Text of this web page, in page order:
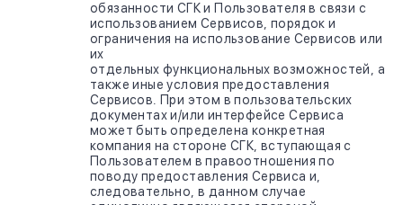
обязанности СГК и Пользователя в связи с
использованием Сервисов, порядок и
ограничения на использование Сервисов или
их
отдельных функциональных возможностей, а
также иные условия предоставления
Сервисов. При этом в пользовательских
документах и/или интерфейсе Сервиса
может быть определена конкретная
компания на стороне СГК, вступающая с
Пользователем в правоотношения по
поводу предоставления Сервиса и,
следовательно, в данном случае